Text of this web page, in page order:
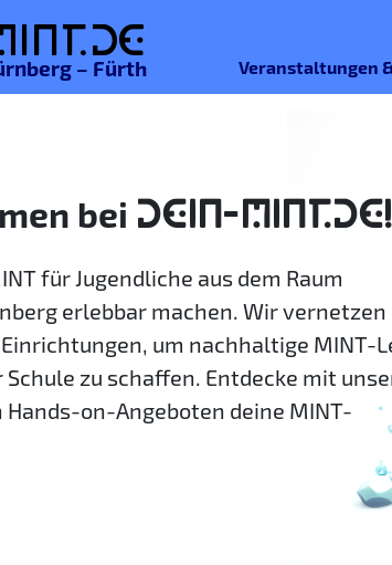
de
– Fürth Veranstaltungen
bei DEIN-MINT.DE!
für Jugendliche aus dem Raum
erlebbar machen. Wir vernetzen
um nachhaltige MINT-
zu schaffen. Entdecke mit
on-Angeboten deine MINT-